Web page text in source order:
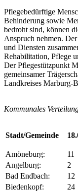
Pflegebedürftige
Behinderung sowie
bedroht sind, können
Anspruch nehmen.
und Diensten
Rehabilitation, Pflege
Der Pflegestützpunkt
gemeinsamer
Landkreises Marburg-
Kommunales
Stadt/Gemeinde
Amöneburg: 11
Angelburg:
2
Bad Endbach:
12
Biedenkopf:
24